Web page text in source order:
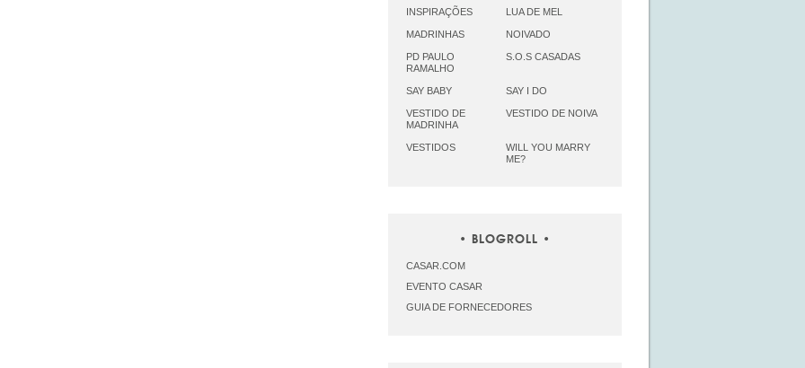
INSPIRAÇÕES LUA DE MEL
MADRINHAS NOIVADO
PD PAULO
RAMALHO
S.O.S CASADAS
SAY BABY SAY I DO
VESTIDO DE
MADRINHA
VESTIDO DE NOIVA
VESTIDOS
WILL YOU MARRY
ME?
BLOGROLL
CASAR.COM
EVENTO CASAR
GUIA DE FORNECEDORES